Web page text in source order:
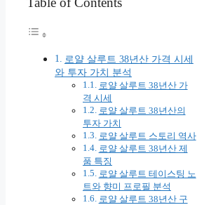
로얄 살루트 38년산 가격 시세
와 투자 가치 분석
로얄 살루트 38년산 가
격 시세
로얄 살루트 38년산의
투자 가치
로얄 살루트 스토리 역사
로얄 살루트 38년산 제
품 특징
로얄 살루트 테이스팅 노
트와 향미 프로필 분석
로얄 살루트 38년산 구